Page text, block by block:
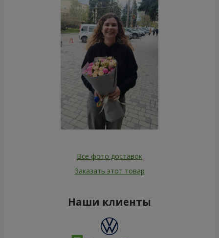
Все фото доставок
Заказать этот товар
Наши клиенты